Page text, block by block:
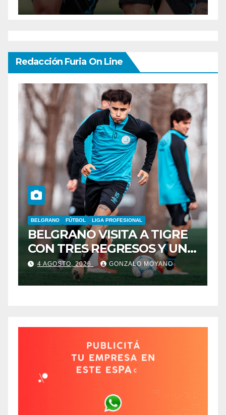
Redacción Furia On Line
A TIGRE
Y UNA
MOYANO
FÚTBOL LIGA PROFESIONAL TALLERES
LA T VOLVIO AL
4 AGOSTO, 2026 ALAN VARCHUCO